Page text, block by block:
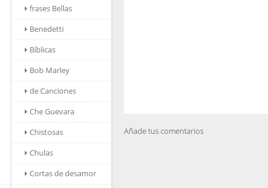
frases Bellas
Benedetti
Bíblicas
Bob Marley
de Canciones
Che Guevara
Chistosas
Chulas
Cortas de desamor
Añade tus comentarios